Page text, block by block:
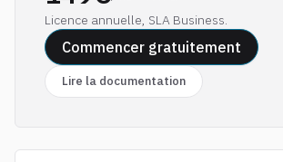
Licence annuelle, SLA Business.
Commencer gratuitement
Lire la documentation